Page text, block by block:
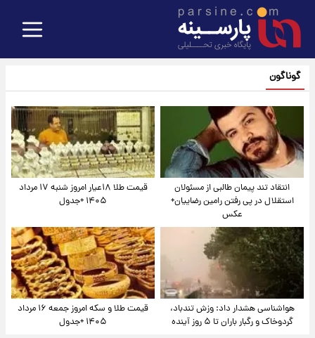
گوناگون
انتقاد تند پیمان طالبی از مسئولان
استقلال در پی رفتن رامین رضاییان+
عکس
قیمت طلا ۱۸عیار امروز شنبه ۱۷ مرداد
۱۴۰۵ +جدول
هواشناسی هشدار داد: وزش تندباد،
گردوخاک و رگبار باران تا ۵ روز آینده
قیمت طلا و سکه امروز جمعه ۱۶ مرداد
۱۴۰۵ +جدول